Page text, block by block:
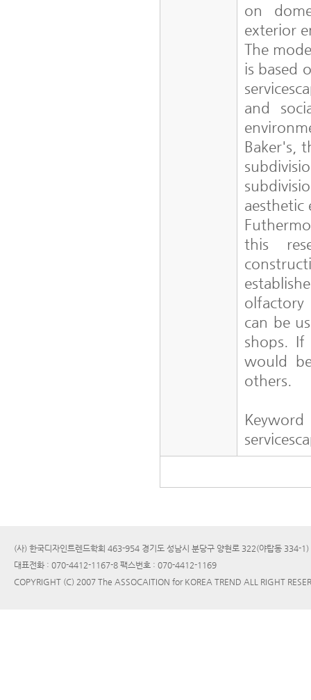
on
exterior
The
is based
and
Baker's,
this
olfactory
can be
shops. If
would
others.
Keyword
(사) 한국디자인트렌드학회 463-954 경기도 성남시 분당구 양현로 322(야탑동 334-
대표전화 : 070-4412-1167-8 팩스번호 : 070-4412-1169
COPYRIGHT (C) 2007 The ASSOCAITION for KOREA TREND ALL RIGHT